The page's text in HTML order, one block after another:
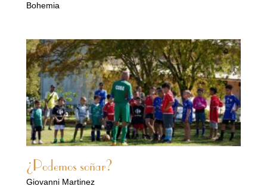
Bohemia
¿Podemos soñar?
Giovanni Martinez